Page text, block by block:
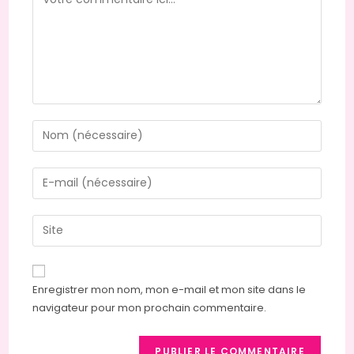
Enter
your
name
or
to
comment
Enter
your
email
address
comment
Saisir
l’URL
de
votre
site
Enregistrer mon nom, mon e-mail et mon site dans le
navigateur pour mon prochain commentaire.